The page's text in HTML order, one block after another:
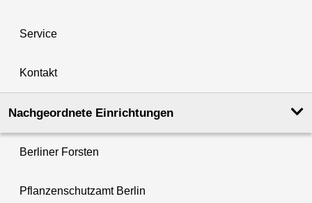
Service
Kontakt
Nachgeordnete Einrichtungen
Berliner Forsten
Pflanzenschutzamt Berlin